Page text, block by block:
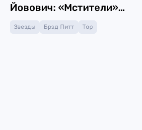
Йовович: «Мстители»
от нейросети
Звезды Брэд Питт Тор